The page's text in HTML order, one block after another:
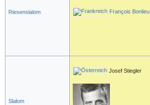
Riesenslalom François Bonlieu
Slalom
Josef Stiegler